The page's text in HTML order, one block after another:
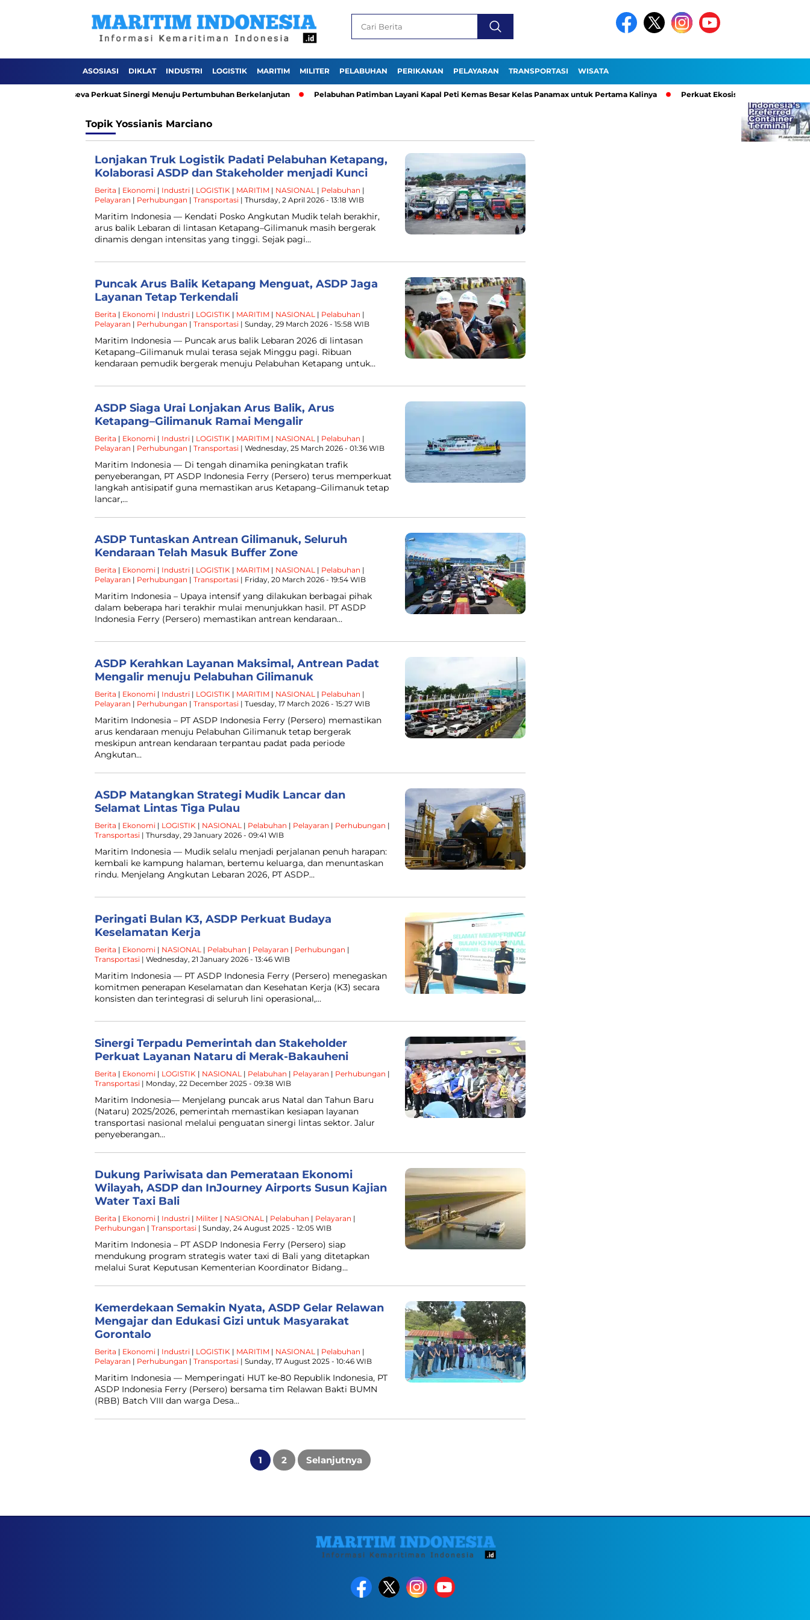
ASOSIASI DIKLAT INDUSTRI LOGISTIK MARITIM MILITER PELABUHAN PERIKANAN PELAYARAN TRANSPORTASI WISATA
Sinergi Lokaseva Perkuat Sinergi Menuju Pertumbuhan Berkelanjutan Pelabuhan Patimban Layani Kapal Peti Kemas Besar Kelas Panamax untuk Pertama Kalinya Perkuat Ekosistem Logistik, Pelindo
Topik Yossianis Marciano
Lonjakan Truk Logistik Padati Pelabuhan Ketapang,
Kolaborasi ASDP dan Stakeholder menjadi Kunci
Berita | Ekonomi | Industri | LOGISTIK | MARITIM | NASIONAL | Pelabuhan |
Pelayaran | Perhubungan | Transportasi | Thursday, 2 April 2026 - 13:18 WIB
Maritim Indonesia — Kendati Posko Angkutan Mudik telah berakhir,
arus balik Lebaran di lintasan Ketapang–Gilimanuk masih bergerak
dinamis dengan intensitas yang tinggi. Sejak pagi…
Puncak Arus Balik Ketapang Menguat, ASDP Jaga
Layanan Tetap Terkendali
Berita | Ekonomi | Industri | LOGISTIK | MARITIM | NASIONAL | Pelabuhan |
Pelayaran | Perhubungan | Transportasi | Sunday, 29 March 2026 - 15:58 WIB
Maritim Indonesia — Puncak arus balik Lebaran 2026 di lintasan
Ketapang–Gilimanuk mulai terasa sejak Minggu pagi. Ribuan
kendaraan pemudik bergerak menuju Pelabuhan Ketapang untuk…
ASDP Siaga Urai Lonjakan Arus Balik, Arus
Ketapang–Gilimanuk Ramai Mengalir
Berita | Ekonomi | Industri | LOGISTIK | MARITIM | NASIONAL | Pelabuhan |
Pelayaran | Perhubungan | Transportasi | Wednesday, 25 March 2026 - 01:36 WIB
Maritim Indonesia — Di tengah dinamika peningkatan trafik
penyeberangan, PT ASDP Indonesia Ferry (Persero) terus memperkuat
langkah antisipatif guna memastikan arus Ketapang–Gilimanuk tetap
lancar,…
ASDP Tuntaskan Antrean Gilimanuk, Seluruh
Kendaraan Telah Masuk Buffer Zone
Berita | Ekonomi | Industri | LOGISTIK | MARITIM | NASIONAL | Pelabuhan |
Pelayaran | Perhubungan | Transportasi | Friday, 20 March 2026 - 19:54 WIB
Maritim Indonesia – Upaya intensif yang dilakukan berbagai pihak
dalam beberapa hari terakhir mulai menunjukkan hasil. PT ASDP
Indonesia Ferry (Persero) memastikan antrean kendaraan…
ASDP Kerahkan Layanan Maksimal, Antrean Padat
Mengalir menuju Pelabuhan Gilimanuk
Berita | Ekonomi | Industri | LOGISTIK | MARITIM | NASIONAL | Pelabuhan |
Pelayaran | Perhubungan | Transportasi | Tuesday, 17 March 2026 - 15:27 WIB
Maritim Indonesia – PT ASDP Indonesia Ferry (Persero) memastikan
arus kendaraan menuju Pelabuhan Gilimanuk tetap bergerak
meskipun antrean kendaraan terpantau padat pada periode
Angkutan…
ASDP Matangkan Strategi Mudik Lancar dan
Selamat Lintas Tiga Pulau
Berita | Ekonomi | LOGISTIK | NASIONAL | Pelabuhan | Pelayaran | Perhubungan |
Transportasi | Thursday, 29 January 2026 - 09:41 WIB
Maritim Indonesia — Mudik selalu menjadi perjalanan penuh harapan:
kembali ke kampung halaman, bertemu keluarga, dan menuntaskan
rindu. Menjelang Angkutan Lebaran 2026, PT ASDP…
Peringati Bulan K3, ASDP Perkuat Budaya
Keselamatan Kerja
Berita | Ekonomi | NASIONAL | Pelabuhan | Pelayaran | Perhubungan |
Transportasi | Wednesday, 21 January 2026 - 13:46 WIB
Maritim Indonesia — PT ASDP Indonesia Ferry (Persero) menegaskan
komitmen penerapan Keselamatan dan Kesehatan Kerja (K3) secara
konsisten dan terintegrasi di seluruh lini operasional,…
Sinergi Terpadu Pemerintah dan Stakeholder
Perkuat Layanan Nataru di Merak-Bakauheni
Berita | Ekonomi | LOGISTIK | NASIONAL | Pelabuhan | Pelayaran | Perhubungan |
Transportasi | Monday, 22 December 2025 - 09:38 WIB
Maritim Indonesia— Menjelang puncak arus Natal dan Tahun Baru
(Nataru) 2025/2026, pemerintah memastikan kesiapan layanan
transportasi nasional melalui penguatan sinergi lintas sektor. Jalur
penyeberangan…
Dukung Pariwisata dan Pemerataan Ekonomi
Wilayah, ASDP dan InJourney Airports Susun Kajian
Water Taxi Bali
Berita | Ekonomi | Industri | Militer | NASIONAL | Pelabuhan | Pelayaran |
Perhubungan | Transportasi | Sunday, 24 August 2025 - 12:05 WIB
Maritim Indonesia – PT ASDP Indonesia Ferry (Persero) siap
mendukung program strategis water taxi di Bali yang ditetapkan
melalui Surat Keputusan Kementerian Koordinator Bidang…
Kemerdekaan Semakin Nyata, ASDP Gelar Relawan
Mengajar dan Edukasi Gizi untuk Masyarakat
Gorontalo
Berita | Ekonomi | Industri | LOGISTIK | MARITIM | NASIONAL | Pelabuhan |
Pelayaran | Perhubungan | Transportasi | Sunday, 17 August 2025 - 10:46 WIB
Maritim Indonesia — Memperingati HUT ke-80 Republik Indonesia, PT
ASDP Indonesia Ferry (Persero) bersama tim Relawan Bakti BUMN
(RBB) Batch VIII dan warga Desa…
1 2 Selanjutnya